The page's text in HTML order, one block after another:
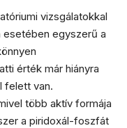
vizsgálatokkal
esetében egyszerű a
érték már hiányra
felett van.
több aktív formája
a piridoxál-foszfát